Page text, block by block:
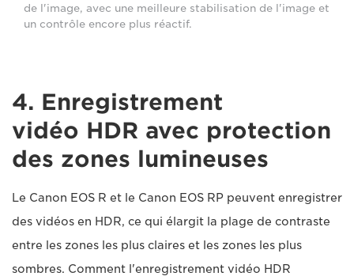
de l'image, avec une meilleure stabilisation de l'image et
un contrôle encore plus réactif.
4. Enregistrement
vidéo HDR avec protection
des zones lumineuses
Le Canon EOS R et le Canon EOS RP peuvent enregistrer
des vidéos en HDR, ce qui élargit la plage de contraste
entre les zones les plus claires et les zones les plus
sombres. Comment l'enregistrement vidéo HDR